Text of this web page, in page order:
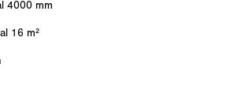
4000 mm
16 m²